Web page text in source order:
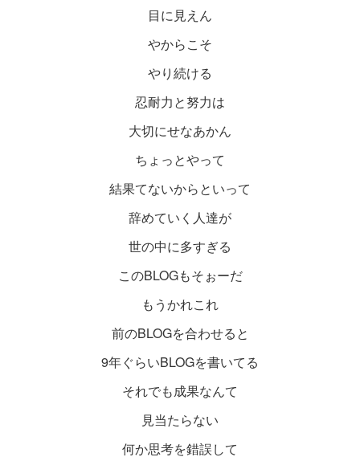
目に見えん
やからこそ
やり続ける
忍耐力と努力は
大切にせなあかん
ちょっとやって
結果てないからといって
辞めていく人達が
世の中に多すぎる
このBLOGもそぉーだ
もうかれこれ
前のBLOGを合わせると
9年ぐらいBLOGを書いてる
それでも成果なんて
見当たらない
何か思考を錯誤して